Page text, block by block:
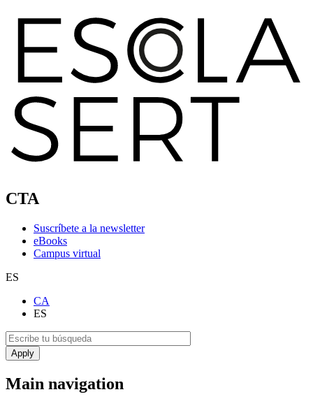
CTA
Suscríbete a la newsletter
eBooks
Campus virtual
ES
CA
ES
Main navigation